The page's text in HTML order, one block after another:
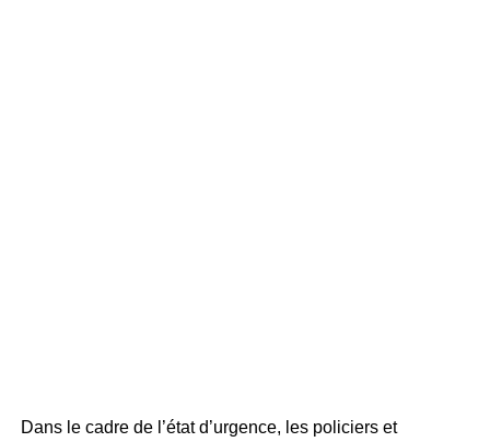
Dans le cadre de l’état d’urgence, les policiers et